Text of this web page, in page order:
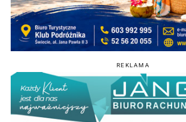
REKLAMA